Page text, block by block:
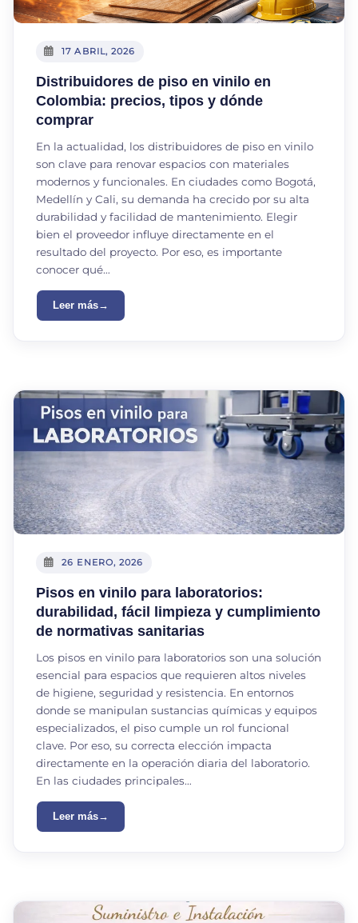
17 ABRIL, 2026
Distribuidores de piso en vinilo en
Colombia: precios, tipos y dónde
comprar
En la actualidad, los distribuidores de piso en vinilo
son clave para renovar espacios con materiales
modernos y funcionales. En ciudades como Bogotá,
Medellín y Cali, su demanda ha crecido por su alta
durabilidad y facilidad de mantenimiento. Elegir
bien el proveedor influye directamente en el
resultado del proyecto. Por eso, es importante
conocer qué…
Leer más
26 ENERO, 2026
Pisos en vinilo para laboratorios:
durabilidad, fácil limpieza y cumplimiento
de normativas sanitarias
Los pisos en vinilo para laboratorios son una solución
esencial para espacios que requieren altos niveles
de higiene, seguridad y resistencia. En entornos
donde se manipulan sustancias químicas y equipos
especializados, el piso cumple un rol funcional
clave. Por eso, su correcta elección impacta
directamente en la operación diaria del laboratorio.
En las ciudades principales…
Leer más